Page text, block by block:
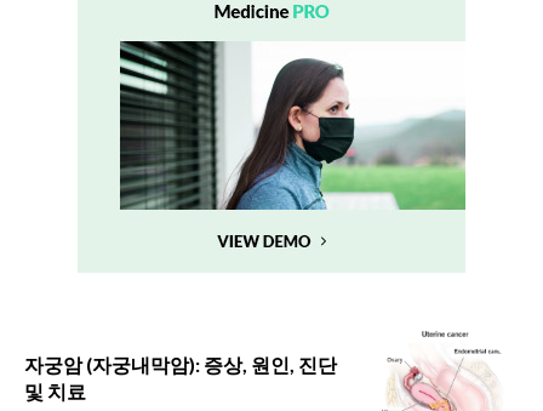
자궁암 (자궁내막암): 증상, 원인, 진단
및 치료